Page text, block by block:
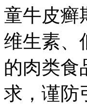
童牛皮癣
维生素、
的肉类食
求，谨防